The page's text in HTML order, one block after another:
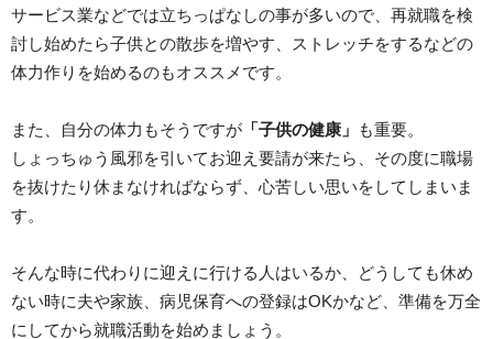
サービス業などでは立ちっぱなしの事が多いので、再就職を検
討し始めたら子供との散歩を増やす、ストレッチをするなどの
体力作りを始めるのもオススメです。
また、自分の体力もそうですが 「子供の健康」
も重要。
しょっちゅう風邪を引いてお迎え要請が来たら、その度に職場
を抜けたり休まなければならず、心苦しい思いをしてしまいま
す。
そんな時に代わりに迎えに行ける人はいるか、どうしても休め
ない時に夫や家族、病児保育への登録はOKかなど、準備を万全
にしてから就職活動を始めましょう。